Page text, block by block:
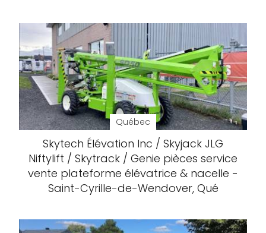
Québec
Skytech Élévation Inc / Skyjack JLG
Niftylift / Skytrack / Genie pièces service
vente plateforme élévatrice & nacelle -
Saint-Cyrille-de-Wendover, Qué